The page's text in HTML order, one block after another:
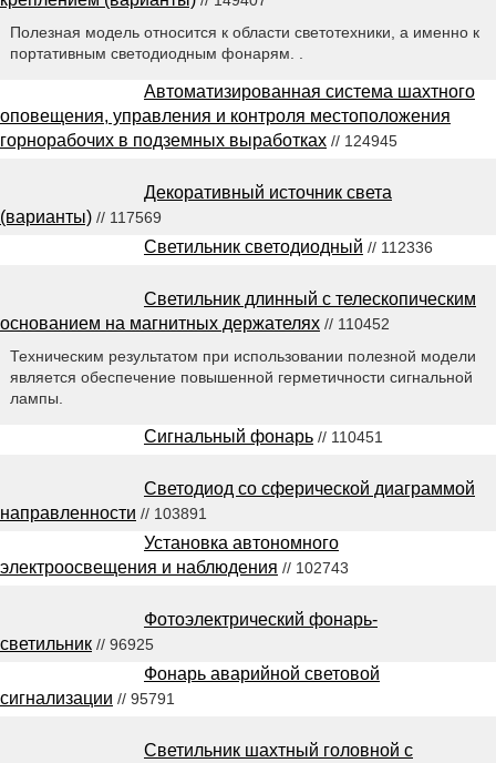
Полезная модель относится к области светотехники, а именно к
портативным светодиодным фонарям. .
Автоматизированная система шахтного
оповещения, управления и контроля местоположения
горнорабочих в подземных выработках // 124945
Декоративный источник света
(варианты) // 117569
Светильник светодиодный // 112336
Светильник длинный с телескопическим
основанием на магнитных держателях // 110452
Техническим результатом при использовании полезной модели
является обеспечение повышенной герметичности сигнальной
лампы.
Сигнальный фонарь // 110451
Светодиод со сферической диаграммой
направленности // 103891
Установка автономного
электроосвещения и наблюдения // 102743
Фотоэлектрический фонарь-
светильник // 96925
Фонарь аварийной световой
сигнализации // 95791
Светильник шахтный головной с